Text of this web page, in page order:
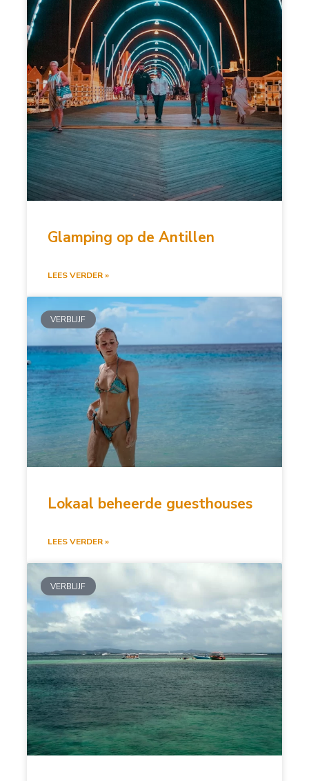
Glamping op de Antillen
LEES VERDER »
VERBLIJF
Lokaal beheerde guesthouses
LEES VERDER »
VERBLIJF